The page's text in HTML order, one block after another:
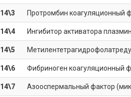
14\3 Протромбин коагуляционный
14\4 Ингибитор активатора
14\5
14\6 Фибриноген коагуляционный
14\7 Азооспермальный фактор